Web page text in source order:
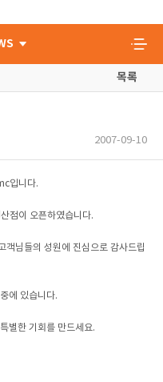
목록
2007-09-10
입니다.
점이 오픈하였습니다.
객님들의 성원에 진심으로 감사드립
에 있습니다.
별한 기회를 만드세요.